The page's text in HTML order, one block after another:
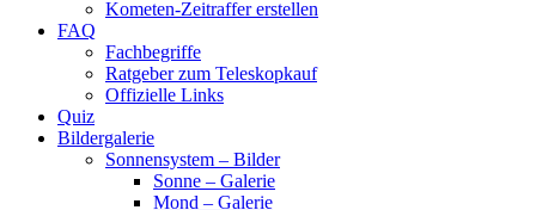
Kometen-Zeitraffer erstellen
FAQ
Fachbegriffe
Ratgeber zum Teleskopkauf
Offizielle Links
Quiz
Bildergalerie
Sonnensystem – Bilder
Sonne – Galerie
Mond – Galerie